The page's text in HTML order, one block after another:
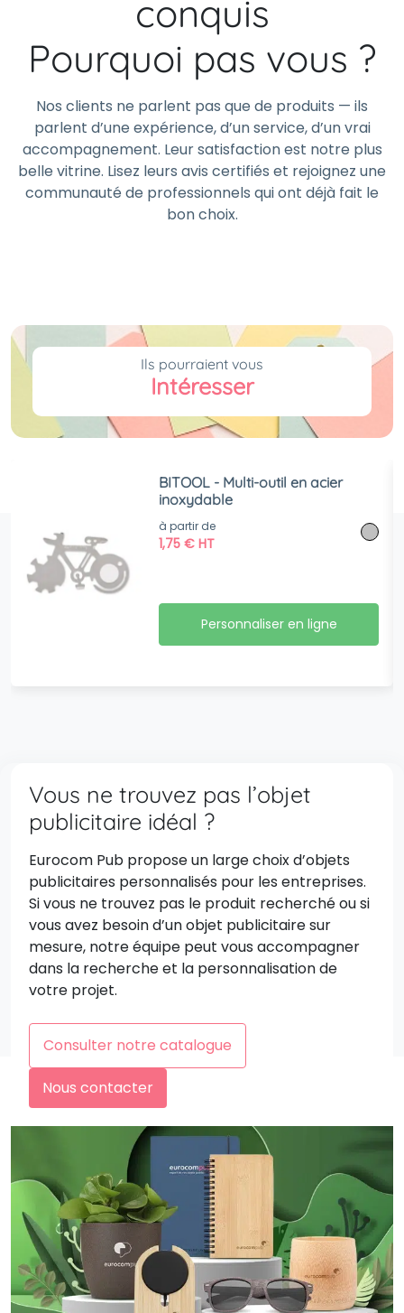
conquis
Pourquoi pas vous ?
Nos clients ne parlent pas que de produits — ils
parlent d’une expérience, d’un service, d’un vrai
accompagnement. Leur satisfaction est notre plus
belle vitrine. Lisez leurs avis certifiés et rejoignez une
communauté de professionnels qui ont déjà fait le
bon choix.
Ils pourraient vous
Intéresser
BITOOL - Multi-outil en acier
inoxydable
à partir de
1,75€ HT
Personnaliser en ligne
Vous ne trouvez pas l’objet
publicitaire idéal ?
Eurocom Pub propose un large choix d’objets
publicitaires personnalisés pour les entreprises.
Si vous ne trouvez pas le produit recherché ou si
vous avez besoin d’un objet publicitaire sur
mesure, notre équipe peut vous accompagner
dans la recherche et la personnalisation de
votre projet.
Consulter notre catalogue
Nous contacter